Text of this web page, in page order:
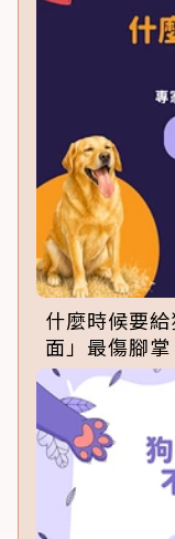
什麼時候要
面」最傷腳